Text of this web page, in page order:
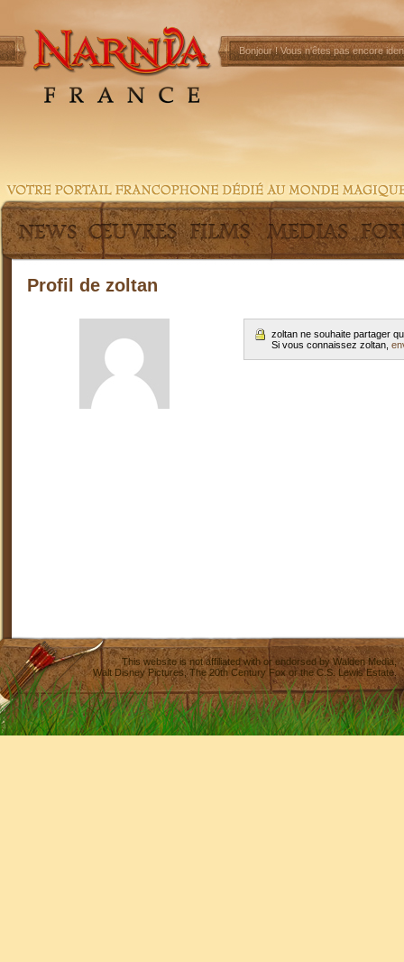
Bonjour !Vous n'êtes pas encore
Profil de zoltan
zoltan ne souhaite partager
Si vous connaissez zoltan,
This website is not affiliated with or endorsed byWalden Media
Walt Disney Pictures,The 20th Century Fox or the C.S. Lewis Estate.